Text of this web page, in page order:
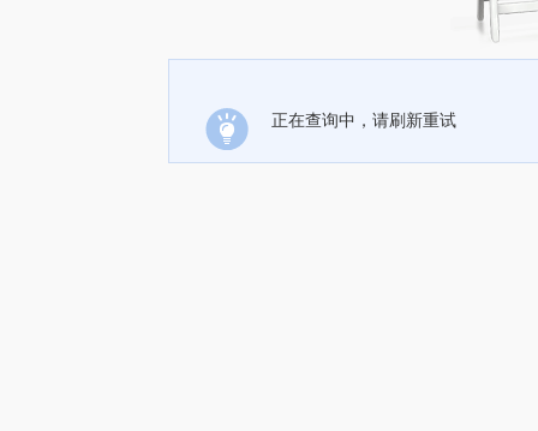
正在查询中，请刷新重试